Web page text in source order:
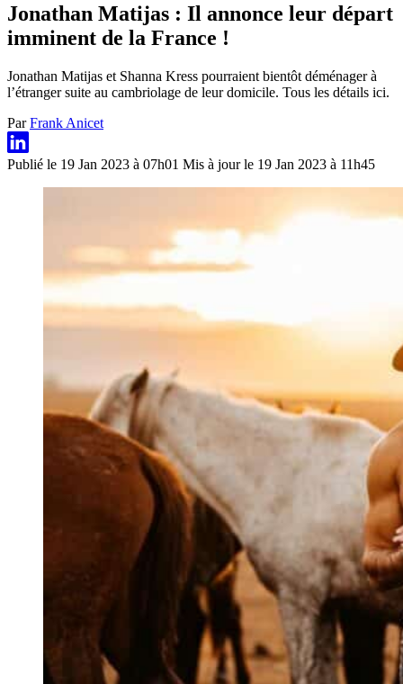
Jonathan Matijas : Il annonce leur départ
imminent de la France !
Jonathan Matijas et Shanna Kress pourraient bientôt déménager à
l’étranger suite au cambriolage de leur domicile. Tous les détails ici.
ParFrank Anicet
Publié le 19 Jan 2023 à 07h01 Mis à jour le 19 Jan 2023 à 11h45